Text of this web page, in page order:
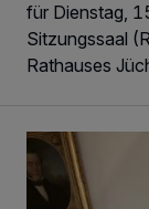
für Dienstag,
Sitzungssaal
Rathauses
„Loss dir nix